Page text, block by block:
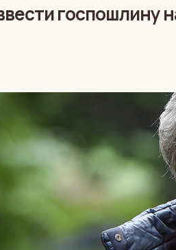
госпошлину